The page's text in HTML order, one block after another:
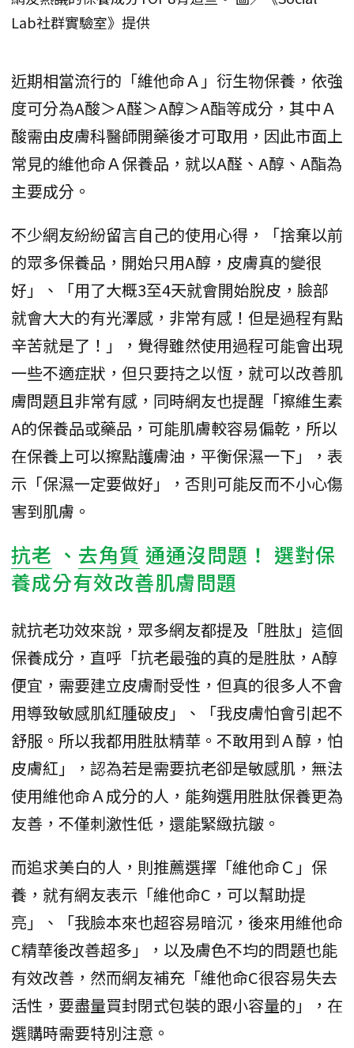
Lab社群實驗室》提供
近期相當流行的「維他命Ａ」衍生物保養，依強
度可分為A酸＞A醛＞A醇＞A酯等成分，其中Ａ
酸需由皮膚科醫師開藥後才可取用，因此市面上
常見的維他命Ａ保養品，就以A醛、A醇、A酯為
主要成分。
不少網友紛紛留言自己的使用心得，「捨棄以前
的眾多保養品，開始只用A醇，皮膚真的變很
好」、「用了大概3至4天就會開始脫皮，臉部
就會大大的有光澤感，非常有感！但是過程有點
辛苦就是了！」，覺得雖然使用過程可能會出現
一些不適症狀，但只要持之以恆，就可以改善肌
膚問題且非常有感，同時網友也提醒「擦維生素
A的保養品或藥品，可能肌膚較容易偏乾，所以
在保養上可以擦點護膚油，平衡保濕一下」，表
示「保濕一定要做好」，否則可能反而不小心傷
害到肌膚。
抗老 、 去角質 通通沒問題！ 選對保
養成分有效改善肌膚問題
就抗老功效來說，眾多網友都提及「胜肽」這個
保養成分，直呼「抗老最強的真的是胜肽，A醇
便宜，需要建立皮膚耐受性，但真的很多人不會
用導致敏感肌紅腫破皮」、「我皮膚怕會引起不
舒服。所以我都用胜肽精華。不敢用到Ａ醇，怕
皮膚紅」，認為若是需要抗老卻是敏感肌，無法
使用維他命Ａ成分的人，能夠選用胜肽保養更為
友善，不僅刺激性低，還能緊緻抗皺。
而追求美白的人，則推薦選擇「維他命Ｃ」保
養，就有網友表示「維他命C，可以幫助提
亮」、「我臉本來也超容易暗沉，後來用維他命
C精華後改善超多」，以及膚色不均的問題也能
有效改善，然而網友補充「維他命C很容易失去
活性，要盡量買封閉式包裝的跟小容量的」，在
選購時需要特別注意。